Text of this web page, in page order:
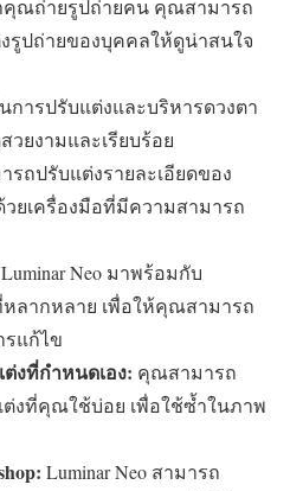
คุณถ่ายรูปถ่ายคน คุณสามารถ
ปถ่ายของบุคคลให้ดูน่าสนใจ
การปรับแต่งและบริหารดวงตา
ยงามและเรียบร้อย
ถปรับแต่งรายละเอียดของ
วยเครื่องมือที่มีความสามารถ
Luminar Neo มาพร้อมกับ
ลากหลาย เพื่อให้คุณสามารถ
รแก้ไข
งที่กำหนดเอง: คุณสามารถ
งที่คุณใช้บ่อย เพื่อใช้ซ้ำในภาพ
Luminar Neo สามารถ